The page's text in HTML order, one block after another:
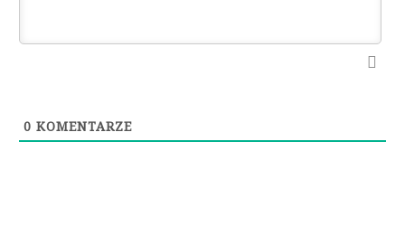
0 KOMENTARZE